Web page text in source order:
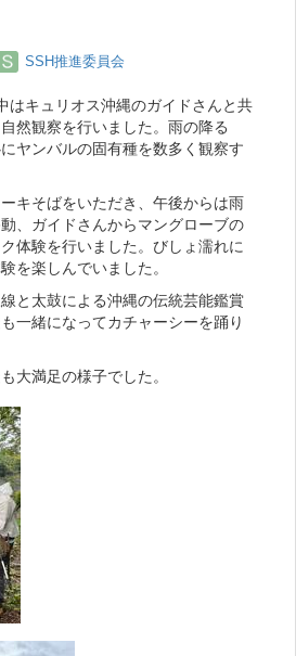
SSH推進委員会
はキュリオス沖縄のガイドさんと共
然観察を行いました。雨の降る
ヤンバルの固有種を数多く観察す
キそばをいただき、午後からは雨
、ガイドさんからマングローブの
体験を行いました。びしょ濡れに
を楽しんでいました。
と太鼓による沖縄の伝統芸能鑑賞
一緒になってカチャーシーを踊り
大満足の様子でした。